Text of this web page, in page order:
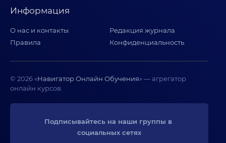
Информация
О нас и контакты
Редакция журнала
Правила
Конфиденциальность
© 2026 «Навигатор Онлайн Обучения» — агрегатор
онлайн курсов.
Подписывайтесь на наши группы в
социальных сетях